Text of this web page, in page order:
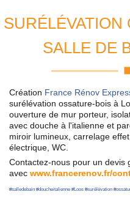
SURÉLÉVATION
SALLE DE
Création France Rénov
surélévation ossature-bois à
ouverture de mur porteur,
avec douche à l'italienne et
miroir lumineux, carrelage
électrique, WC.
Contactez-nous pour un devis
avec www.francerenov.fr/
#salledebain #doucheitalienne #Loos #surélévation #